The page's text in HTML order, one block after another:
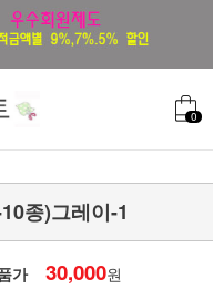
0
종)그레이-1
가 30,000원